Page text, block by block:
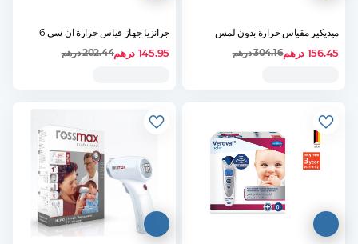
ميديكير مقياس حرارة بدون لمس
156.45 درهم304.16درهم
جرانزيا جهاز قياس حرارة ان سى 6
145.95 درهم202.44درهم